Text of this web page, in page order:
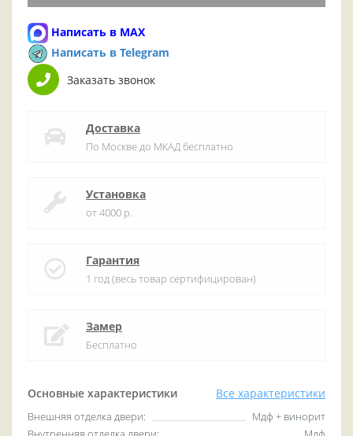
Основные характеристики Все характеристики
Внешняя отделка двери:
Мдф + винорит
Написать в MAX
Написать в Telegram
Заказать звонок
Доставка
По Москве до МКАД бесплатно
Установка
от 4000 р.
Гарантия
1 год (весь товар сертифицирован)
Замер
Бесплатно